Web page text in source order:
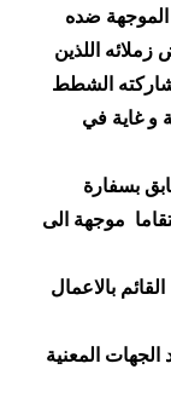
ضده
اللذين
الشطط
و غاية في
بسفارة
موجهة الى
بالاعمال
المعنية